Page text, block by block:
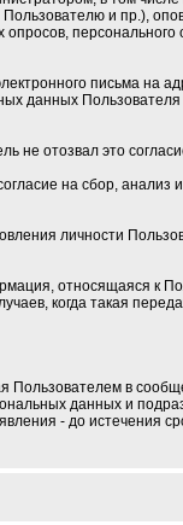
и пр.),
письма на
данных Пользователя
отозвал это
на сбор, анализ
личности
относящаяся к
когда такая
Пользователем в
данных и
- до истечения